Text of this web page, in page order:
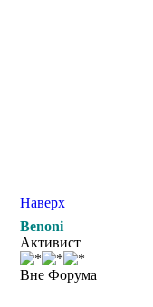
Наверх
Benoni
Активист
Вне Форума